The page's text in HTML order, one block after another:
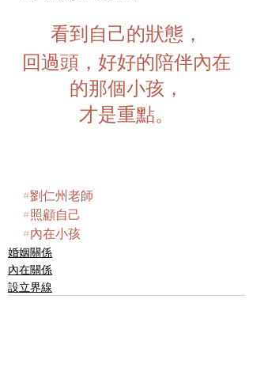
看到自己的狀態，
回過頭，好好的陪伴內在
的那個小孩，
才是重點。
#劉仁州老師
#照顧自己
#內在小孩
婚姻關係
內在關係
設立界線